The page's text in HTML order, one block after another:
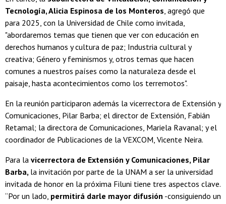
Tecnología, Alicia Espinosa de los Monteros, agregó que
para 2025, con la Universidad de Chile como invitada,
"abordaremos temas que tienen que ver con educación en
derechos humanos y cultura de paz; Industria cultural y
creativa; Género y feminismos y, otros temas que hacen
comunes a nuestros países como la naturaleza desde el
paisaje, hasta acontecimientos como los terremotos".
En la reunión participaron además la vicerrectora de Extensión y
Comunicaciones, Pilar Barba; el director de Extensión, Fabián
Retamal; la directora de Comunicaciones, Mariela Ravanal; y el
coordinador de Publicaciones de la VEXCOM, Vicente Neira.
Para la vicerrectora de Extensión y Comunicaciones, Pilar
Barba, la invitación por parte de la UNAM a ser la universidad
invitada de honor en la próxima Filuni tiene tres aspectos clave.
“Por un lado, permitirá darle mayor difusión -consiguiendo un